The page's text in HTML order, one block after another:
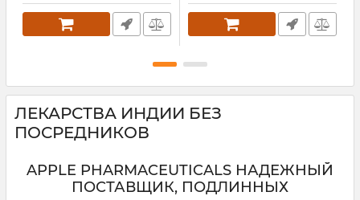
ЛЕКАРСТВА ИНДИИ БЕЗ
ПОСРЕДНИКОВ
APPLE PHARMACEUTICALS НАДЕЖНЫЙ
ПОСТАВЩИК, ПОДЛИННЫХ